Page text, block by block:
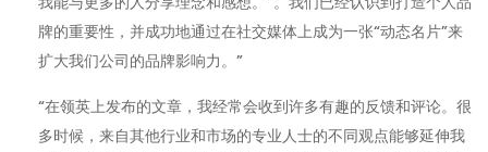
牌的重要性，并成功地通过在社交媒体上成为一张“动态名片”来
扩大我们公司的品牌影响力。”
“在领英上发布的文章，我经常会收到许多有趣的反馈和评论。很
多时候，来自其他行业和市场的专业人士的不同观点能够延伸我